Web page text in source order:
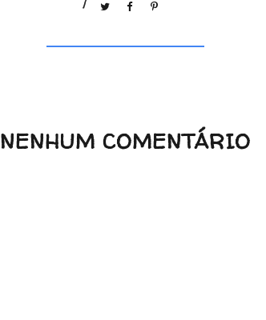
/
NENHUM COMENTÁRIO